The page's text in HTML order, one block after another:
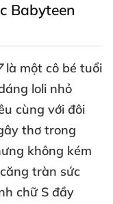
Babyteen
là một cô bé tuổi
loli nhỏ
cùng với đôi
thơ trong
không kém
tràn sức
chữ S đầy